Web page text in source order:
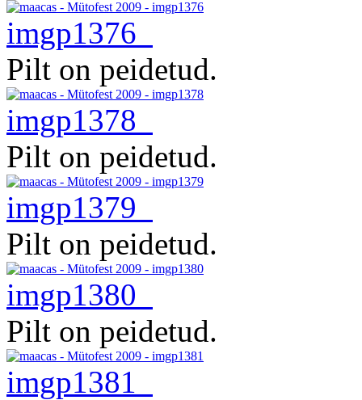
imgp1376
Pilt on peidetud.
imgp1378
Pilt on peidetud.
imgp1379
Pilt on peidetud.
imgp1380
Pilt on peidetud.
imgp1381